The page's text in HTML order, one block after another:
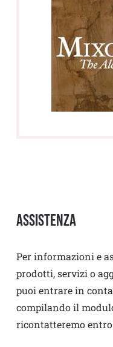
Assistenza
Per informazioni e
prodotti, servizi o
puoi entrare in
compilando il
ricontatteremo entro